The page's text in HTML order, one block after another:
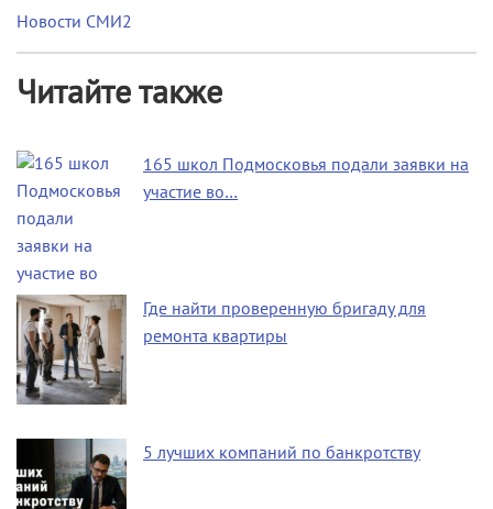
Новости СМИ2
Читайте также
165 школ Подмосковья подали заявки на
участие во…
Где найти проверенную бригаду для
ремонта квартиры
5 лучших компаний по банкротству